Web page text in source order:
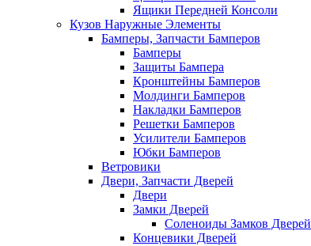
Ящики Передней Консоли
Кузов Наружные Элементы
Бамперы, Запчасти Бамперов
Бамперы
Защиты Бампера
Кронштейны Бамперов
Молдинги Бамперов
Накладки Бамперов
Решетки Бамперов
Усилители Бамперов
Юбки Бамперов
Ветровики
Двери, Запчасти Дверей
Двери
Замки Дверей
Соленоиды Замков Дверей
Концевики Дверей